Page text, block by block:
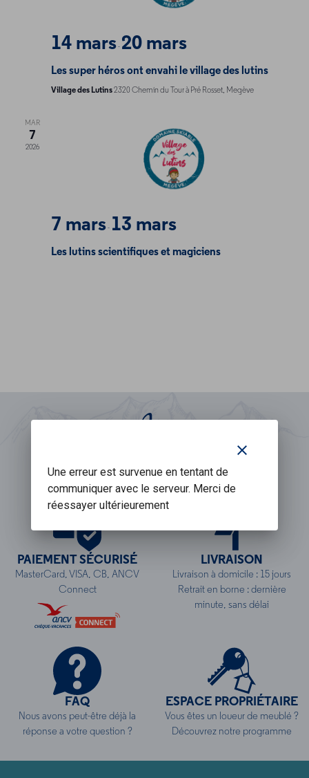
14 mars- 20 mars
Les super héros ont envahi le village des lutins
Village des Lutins2320 Chemin du Tour à Pré Rosset, Megève
MAR
7
2026
7 mars- 13 mars
Les lutins scientifiques et magiciens
CLUB FIDÉLITÉ
megève evasion
PAIEMENT SÉCURISÉ
MasterCard, VISA, CB, ANCV
Connect
LIVRAISON
Livraison à domicile : 15 jours
Retrait en borne : dernière
minute, sans délai
FAQ
Nous avons peut-être déjà la
réponse a votre question ?
ESPACE PROPRIÉTAIRE
Vous êtes un loueur de meublé ?
Découvrez notre programme
clear
Une erreur est survenue en tentant de
communiquer avec le serveur. Merci de
réessayer ultérieurement